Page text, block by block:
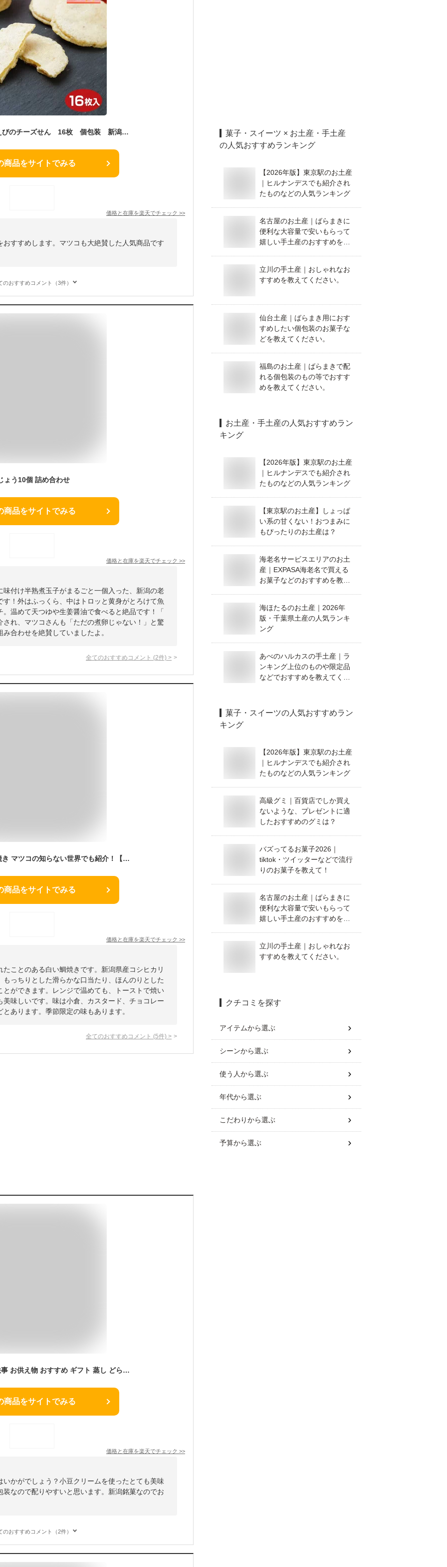
新潟 お土産 南蛮えびのチーズせん 16枚 個包装 新潟土産 南蛮えび チーズクリーム
商品をサイトでみる
価格と在庫を楽天でチェック >>
すすめします。マツコも大絶賛した人気商品です
のおすすめコメント（3件）
ょう10個 詰め合わせ
商品をサイトでみる
価格と在庫を楽天でチェック >>
付け半熟煮玉子がまるごと一個入った、新潟の老
！外はふっくら、中はトロッと黄身がとろけて魚
温めて天つゆや生姜醤油で食べると絶品です！「
れ、マツコさんも「ただの煮卵じゃない！」と驚
合わせを絶賛していましたよ。
全てのおすすめコメント (2件) >
【送料無料】白い鯛焼き マツコの知らない世界でも紹介！【越後もちもち鯛焼き 選べるセット】鯛焼き 和菓子 洋菓子 贈り物 スイーツ お菓子 新潟県産コシヒカリ100％の米粉使用 中元 歳暮
商品をサイトでみる
価格と在庫を楽天でチェック >>
ことのある白い鯛焼きです。新潟県産コシヒカリ
っちりとした滑らかな口当たり、ほんのりとした
ができます。レンジで温めても、トーストで焼い
味しいです。味は小倉、カスタード、チョコレー
あります。季節限定の味もあります。
全てのおすすめコメント (5件) >
職場 手土産 お菓子 法事 お供え物 おすすめ ギフト 蒸し どら焼き 河川蒸気小豆クリーム味 詰合せ20個入 新潟県 お土産 蒸し どら焼き クリームどら焼き 全国銘菓 スイーツ 喜ばれる 手土産 和菓子 取り寄せ 新潟 おみやげお中元 ギフト
商品をサイトでみる
価格と在庫を楽天でチェック >>
かがでしょう？小豆クリームを使ったとても美味
なので配りやすいと思います。新潟銘菓なのでお
のおすすめコメント（2件）
菓子・スイーツ × お土産・手土産
の人気おすすめランキング
【2026年版】東京駅のお土産
｜ヒルナンデスでも紹介され
たものなどの人気ランキング
名古屋のお土産｜ばらまきに
便利な大容量で安いもらって
嬉しい手土産のおすすめを教
立川の手土産｜おしゃれなお
すすめを教えてください。
仙台土産｜ばらまき用におす
すめしたい個包装のお菓子な
どを教えてください。
福島のお土産｜ばらまきで配
れる個包装のもの等でおすす
めを教えてください。
お土産・手土産の人気おすすめラン
キング
【2026年版】東京駅のお土産
｜ヒルナンデスでも紹介され
たものなどの人気ランキング
【東京駅のお土産】しょっぱ
い系の甘くない！おつまみに
もぴったりのお土産は？
海老名サービスエリアのお土
産｜EXPASA海老名で買える
お菓子などのおすすめを教え
海ほたるのお土産｜2026年
版・千葉県土産の人気ランキ
ング
あべのハルカスの手土産｜ラ
ンキング上位のものや限定品
などでおすすめを教えてくだ
菓子・スイーツの人気おすすめラン
キング
【2026年版】東京駅のお土産
｜ヒルナンデスでも紹介され
たものなどの人気ランキング
高級グミ｜百貨店でしか買え
ないような、プレゼントに適
したおすすめのグミは？
バズってるお菓子2026｜
tiktok・ツイッターなどで流行
りのお菓子を教えて！
名古屋のお土産｜ばらまきに
便利な大容量で安いもらって
嬉しい手土産のおすすめを教
立川の手土産｜おしゃれなお
すすめを教えてください。
クチコミを探す
アイテムから選ぶ
シーンから選ぶ
使う人から選ぶ
年代から選ぶ
こだわりから選ぶ
予算から選ぶ